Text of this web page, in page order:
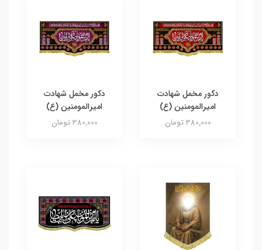
دکور مخمل شهادت
امیرالمومنین (ع)
380,000 تومان
دکور مخمل شهادت
امیرالمومنین (ع)
380,000 تومان